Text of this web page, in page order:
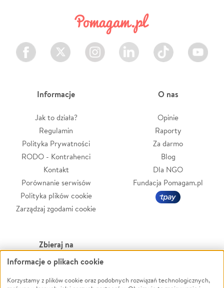
Facebook Twitter Instagram LinkedIn TikTok Youtube
Informacje
Jak to działa?
Regulamin
Polityka Prywatności
RODO - Kontrahenci
Kontakt
Porównanie serwisów
Polityka plików cookie
Zarządzaj zgodami cookie
O nas
Opinie
Raporty
Za darmo
Blog
Dla NGO
Fundacja Pomagam.pl
Zbieraj na
Leczenie
Zwierzęta
Powódź
Informacje o plikach cookie
Korzystamy z plików cookie oraz podobnych rozwiązań technologicznych,